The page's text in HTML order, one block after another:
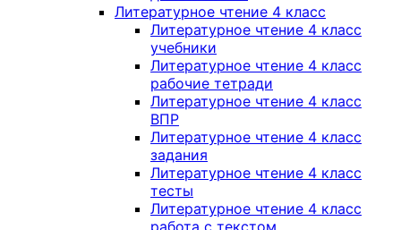
Литературное чтение 4 класс
Литературное чтение 4 класс
учебники
Литературное чтение 4 класс
рабочие тетради
Литературное чтение 4 класс
ВПР
Литературное чтение 4 класс
задания
Литературное чтение 4 класс
тесты
Литературное чтение 4 класс
работа с текстом